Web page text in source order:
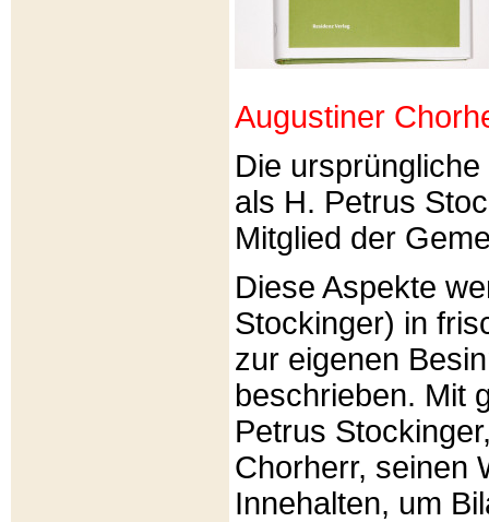
Augustiner
Die
als H. Petrus
Mitglied der
Diese Aspekte
Stockinger) in
zur eigenen
beschrieben. Mit
Petrus
Chorherr, seinen
Innehalten, um